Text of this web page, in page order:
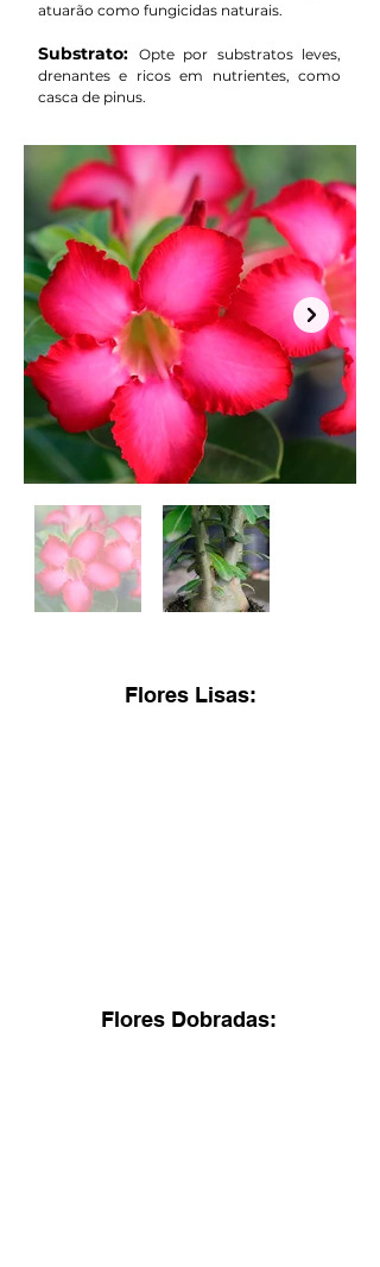
atuarão como fungicidas naturais.
Substrato: Opte por substratos leves,
drenantes e ricos em nutrientes, como
casca de pinus.
Flores Lisas:
Flores Dobradas: